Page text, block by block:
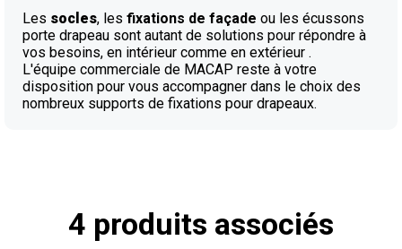
Les socles, les fixations de façade ou les écussons
porte drapeau sont autant de solutions pour répondre à
vos besoins, en intérieur comme en extérieur .
L'équipe commerciale de MACAP reste à votre
disposition pour vous accompagner dans le choix des
nombreux supports de fixations pour drapeaux.
4 produits associés